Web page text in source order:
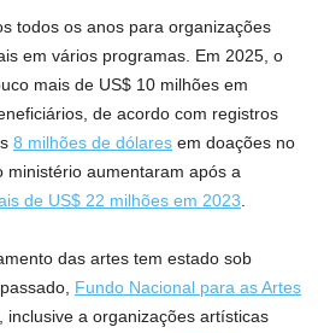
todos os anos para organizações
em vários programas. Em 2025, o
mais de US$ 10 milhões em
de acordo com registros
8 milhões de dólares em doações no
ministério aumentaram após a
de US$ 22 milhões em 2023
das artes tem estado sob
Fundo Nacional para as Artes
inclusive a organizações artísticas